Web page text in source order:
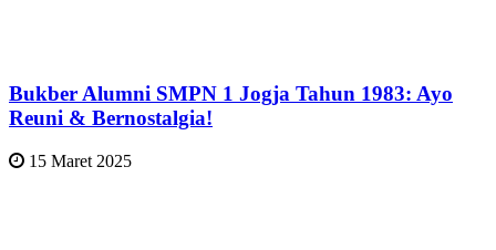
Bukber Alumni SMPN 1 Jogja Tahun 1983: Ayo
Reuni & Bernostalgia!
15 Maret 2025